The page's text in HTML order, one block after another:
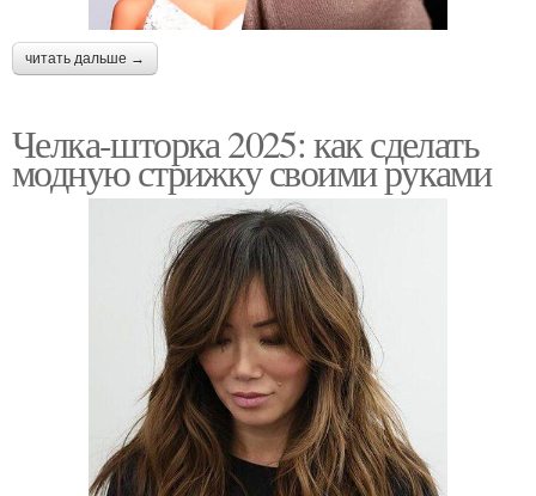
читать дальше →
Челка-шторка 2025: как сделать
модную стрижку своими руками